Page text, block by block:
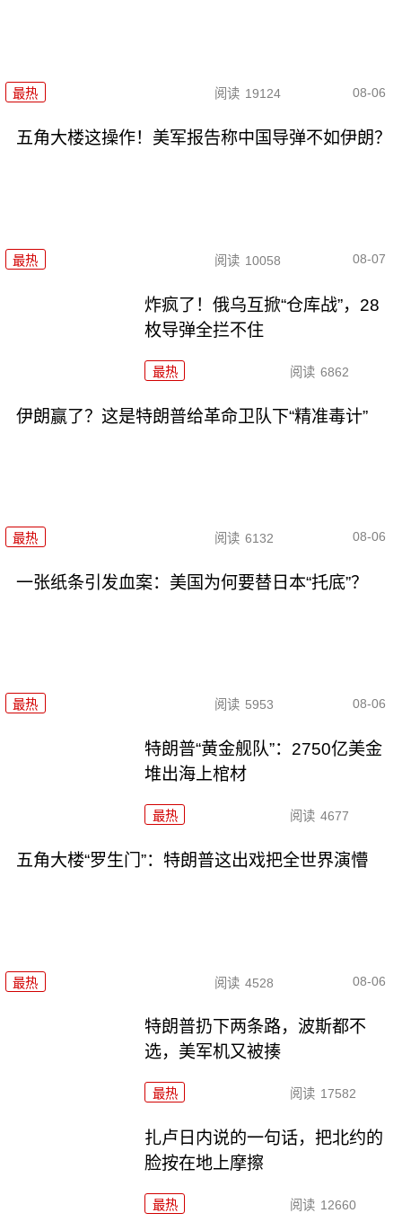
最热 阅读 19124 08-06
五角大楼这操作！美军报告称中国导弹不如伊朗？
最热 阅读 10058 08-07
炸疯了！俄乌互掀“仓库战”，28
枚导弹全拦不住
最热 阅读 6862
伊朗赢了？这是特朗普给革命卫队下“精准毒计”
最热 阅读 6132 08-06
一张纸条引发血案：美国为何要替日本“托底”？
最热 阅读 5953 08-06
特朗普“黄金舰队”：2750亿美金
堆出海上棺材
最热 阅读 4677
五角大楼“罗生门”：特朗普这出戏把全世界演懵
最热 阅读 4528 08-06
特朗普扔下两条路，波斯都不
选，美军机又被揍
最热 阅读 17582
扎卢日内说的一句话，把北约的
脸按在地上摩擦
最热 阅读 12660